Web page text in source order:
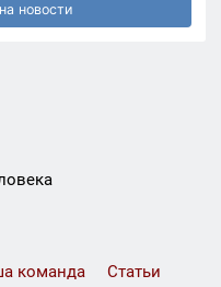
новости
команда Статьи